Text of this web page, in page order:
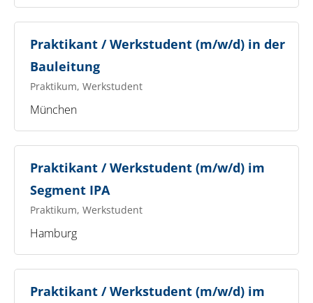
Praktikant / Werkstudent (m/w/d) in der
Bauleitung
Praktikum, Werkstudent
München
Praktikant / Werkstudent (m/w/d) im
Segment IPA
Praktikum, Werkstudent
Hamburg
Praktikant / Werkstudent (m/w/d) im